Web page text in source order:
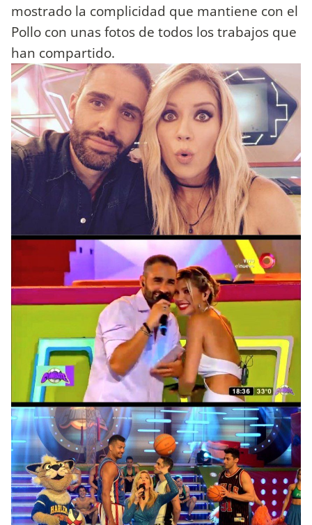
mostrado la complicidad que mantiene con el
Pollo con unas fotos de todos los trabajos que
han compartido.